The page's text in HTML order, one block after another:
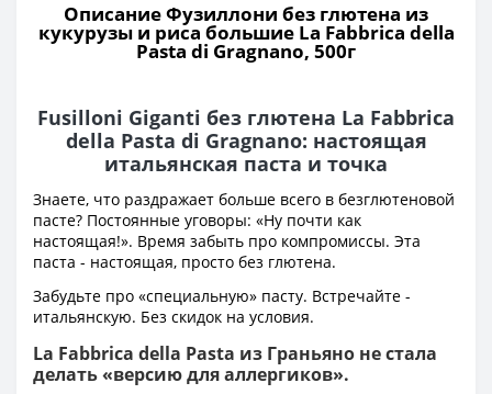
Описание Фузиллони без глютена из
кукурузы и риса большие La Fabbrica della
Pasta di Gragnano, 500г
Fusilloni Giganti без глютена La Fabbrica
della Pasta di Gragnano: настоящая
итальянская паста и точка
Знаете, что раздражает больше всего в безглютеновой
пасте? Постоянные уговоры: «Ну почти как
настоящая!». Время забыть про компромиссы. Эта
паста - настоящая, просто без глютена.
Забудьте про «специальную» пасту. Встречайте -
итальянскую. Без скидок на условия.
La Fabbrica della Pasta из Граньяно не стала
делать «версию для аллергиков».